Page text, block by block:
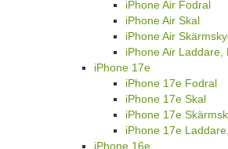
iPhone Air Fodral
iPhone Air Skal
iPhone Air
iPhone Air Laddare,
iPhone 17e
iPhone 17e Fodral
iPhone 17e Skal
iPhone 17e
iPhone 17e
iPhone 16e